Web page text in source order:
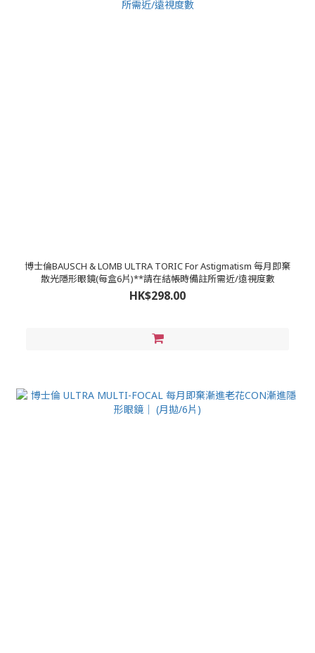
博士倫BAUSCH & LOMB ULTRA TORIC For Astigmatism 每月即棄
散光隱形眼鏡(每盒6片)**請在結帳時備註所需近/遠視度數
HK$298.00